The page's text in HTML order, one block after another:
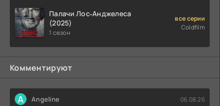
Палачи Лос‑Анджелеса
(2025)
1 сезон
все серии
Coldfilm
Комментируют
A Angeline 06.08.26